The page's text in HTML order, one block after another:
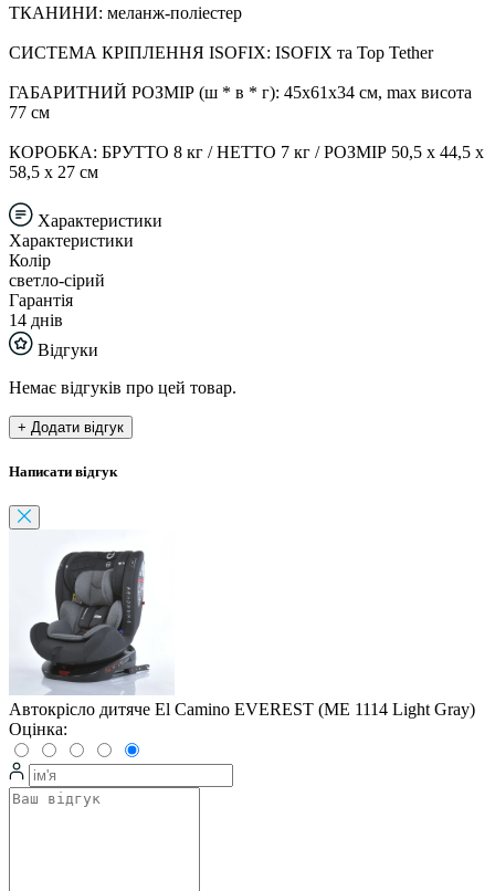
ТКАНИНИ: меланж-поліестер
СИСТЕМА КРІПЛЕННЯ ISOFIX: ISOFIX та Top Tether
ГАБАРИТНИЙ РОЗМІР (ш * в * г): 45х61х34 см, max висота
77 см
КОРОБКА: БРУТТО 8 кг / НЕТТО 7 кг / РОЗМІР 50,5 х 44,5 х
58,5 х 27 см
Характеристики
Характеристики
Колір
светло-сірий
Гарантія
14 днів
Відгуки
Немає відгуків про цей товар.
+ Додати відгук
Написати відгук
Автокрісло дитяче El Camino EVEREST (ME 1114 Light Gray)
Оцінка: